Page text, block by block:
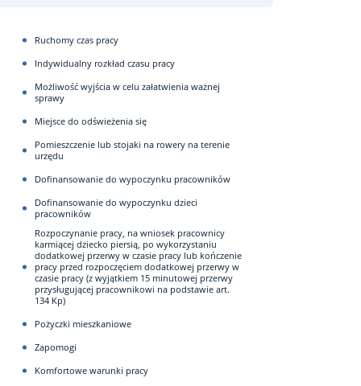
Ruchomy czas pracy
Indywidualny rozkład czasu pracy
Możliwość wyjścia w celu załatwienia ważnej
sprawy
Miejsce do odświeżenia się
Pomieszczenie lub stojaki na rowery na terenie
urzędu
Dofinansowanie do wypoczynku pracowników
Dofinansowanie do wypoczynku dzieci
pracowników
Rozpoczynanie pracy, na wniosek pracownicy
karmiącej dziecko piersią, po wykorzystaniu
dodatkowej przerwy w czasie pracy lub kończenie
pracy przed rozpoczęciem dodatkowej przerwy w
czasie pracy (z wyjątkiem 15 minutowej przerwy
przysługującej pracownikowi na podstawie art.
134 Kp)
Pożyczki mieszkaniowe
Zapomogi
Komfortowe warunki pracy